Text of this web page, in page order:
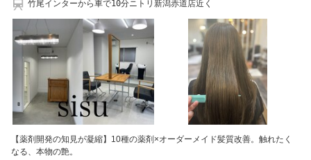
竹尾インターから車で10分ニトリ新潟赤道店近く
【薬剤開発の知見が凝縮】10種の薬剤×オーダーメイド髪質改善。触れたく
なる、本物の艶。